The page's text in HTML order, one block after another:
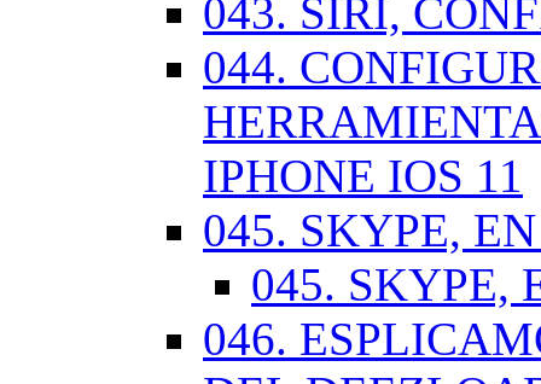
043. SIRI,
044.
IPHONE IOS 11
045. SKYPE,
045. SKYPE,
046.